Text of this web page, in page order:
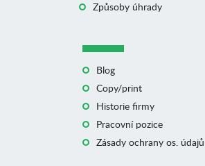
Způsoby úhrady
Blog
Copy/print
Historie firmy
Pracovní pozice
Zásady ochrany os. údajů